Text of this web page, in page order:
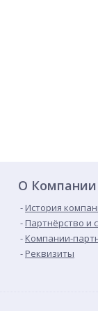
О Компании
История
Партнёрство и
Компании-
Реквизиты